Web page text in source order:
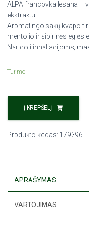
ALPA francovka lesana –
ekstraktu.
Aromatingo sakų kvapo
mentolio ir sibirinės eglės
Naudoti inhaliacijoms,
Turime
Į KREPŠELĮ
Produkto kodas: 179396
APRAŠYMAS
VARTOJIMAS